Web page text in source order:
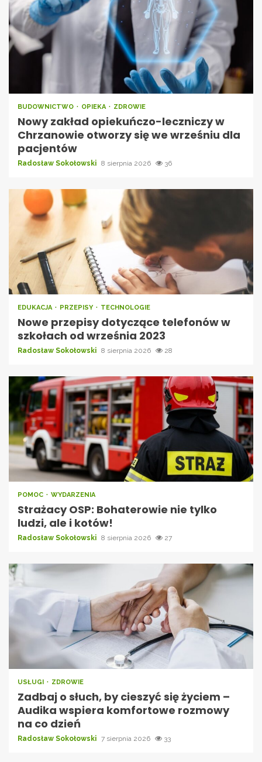
BUDOWNICTWO OPIEKA ZDROWIE
Nowy zakład opiekuńczo-leczniczy w
Chrzanowie otworzy się we wrześniu dla
pacjentów
Radosław Sokołowski 8 sierpnia 2026 36
EDUKACJA PRZEPISY TECHNOLOGIE
Nowe przepisy dotyczące telefonów w
szkołach od września 2023
Radosław Sokołowski 8 sierpnia 2026 28
POMOC WYDARZENIA
Strażacy OSP: Bohaterowie nie tylko
ludzi, ale i kotów!
Radosław Sokołowski 8 sierpnia 2026 27
USŁUGI ZDROWIE
Zadbaj o słuch, by cieszyć się życiem –
Audika wspiera komfortowe rozmowy
na co dzień
Radosław Sokołowski 7 sierpnia 2026 33